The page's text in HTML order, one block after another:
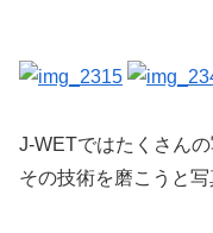
J-WETではたくさん
その技術を磨こうと写